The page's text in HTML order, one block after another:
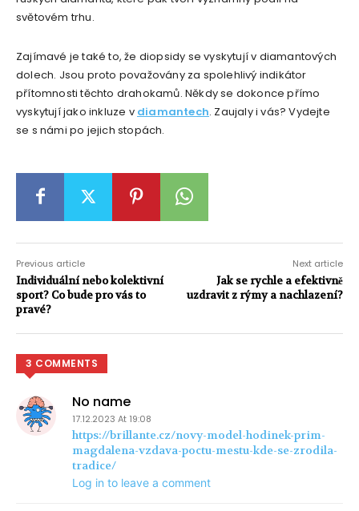
světovém trhu.
Zajímavé je také to, že diopsidy se vyskytují v diamantových
dolech. Jsou proto považovány za spolehlivý indikátor
přítomnosti těchto drahokamů. Někdy se dokonce přímo
vyskytují jako inkluze v diamantech. Zaujaly i vás? Vydejte
se s námi po jejich stopách.
Previous article
Individuální nebo kolektivní
sport? Co bude pro vás to
pravé?
Next article
Jak se rychle a efektivně
uzdravit z rýmy a nachlazení?
3 COMMENTS
No name
17.12.2023 At 19:08
https://brillante.cz/novy-model-hodinek-prim-
magdalena-vzdava-poctu-mestu-kde-se-zrodila-
tradice/
Log in to leave a comment